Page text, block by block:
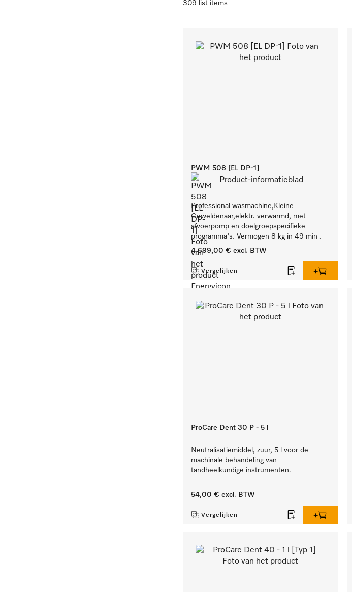
309 list items
PWM 508 [EL DP-1]
Product-informatieblad
Professional wasmachine,Kleine
Geweldenaar,elektr. verwarmd, met
afvoerpomp en doelgroepspecifieke
programma's. Vermogen 8 kg in 49 min .
4.699,00 € excl. BTW
Vergelijken
ProCare Dent 30 P - 5 l
Neutralisatiemiddel, zuur, 5 l voor de
machinale behandeling van
tandheelkundige instrumenten.
54,00 € excl. BTW
Vergelijken